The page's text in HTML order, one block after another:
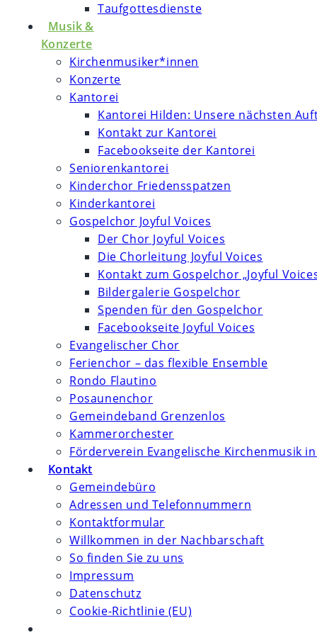
Taufgottesdienste
Musik &
Konzerte
Kirchenmusiker*innen
Konzerte
Kantorei
Kantorei Hilden: Unsere nächsten
Kontakt zur Kantorei
Facebookseite der Kantorei
Seniorenkantorei
Kinderchor Friedensspatzen
Kinderkantorei
Gospelchor Joyful Voices
Der Chor Joyful Voices
Die Chorleitung Joyful Voices
Kontakt zum Gospelchor „Joyful
Bildergalerie Gospelchor
Spenden für den Gospelchor
Facebookseite Joyful Voices
Evangelischer Chor
Ferienchor – das flexible Ensemble
Rondo Flautino
Posaunenchor
Gemeindeband Grenzenlos
Kammerorchester
Förderverein Evangelische Kirchenmusik
Kontakt
Gemeindebüro
Adressen und Telefonnummern
Kontaktformular
Willkommen in der Nachbarschaft
So finden Sie zu uns
Impressum
Datenschutz
Cookie-Richtlinie (EU)